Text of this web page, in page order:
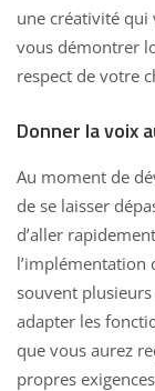
une créativité qui
vous démontrer
respect de votre
Donner la voix
Au moment de
de se laisser
d’aller
l’implémentation
souvent
adapter les
que vous aurez
propres